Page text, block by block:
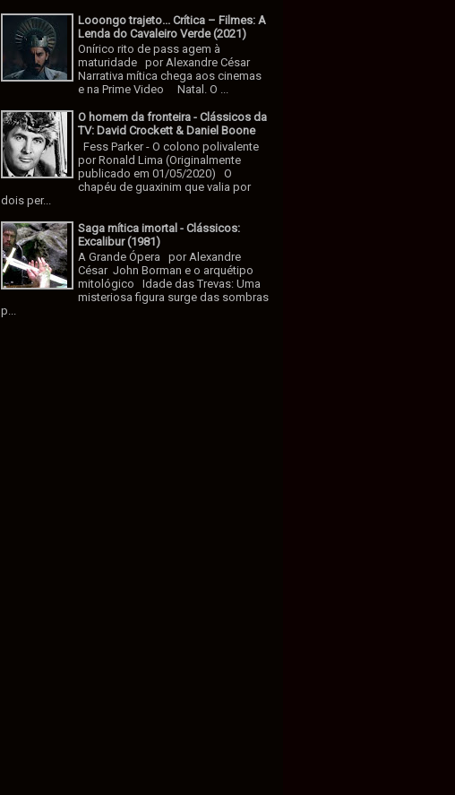
Looongo trajeto... Crítica – Filmes: A
Lenda do Cavaleiro Verde (2021)
Onírico rito de pass agem à
maturidade por Alexandre César
Narrativa mítica chega aos cinemas
e na Prime Video Natal. O ...
O homem da fronteira - Clássicos da
TV: David Crockett & Daniel Boone
Fess Parker - O colono polivalente
por Ronald Lima (Originalmente
publicado em 01/05/2020) O
chapéu de guaxinim que valia por
dois per...
Saga mítica imortal - Clássicos:
Excalibur (1981)
A Grande Ópera por Alexandre
César John Borman e o arquétipo
mitológico Idade das Trevas: Uma
misteriosa figura surge das sombras
p...